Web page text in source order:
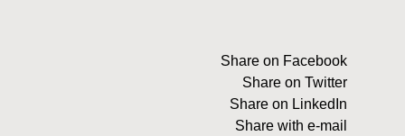
Share on Facebook
Share on Twitter
Share on LinkedIn
Share with e-mail